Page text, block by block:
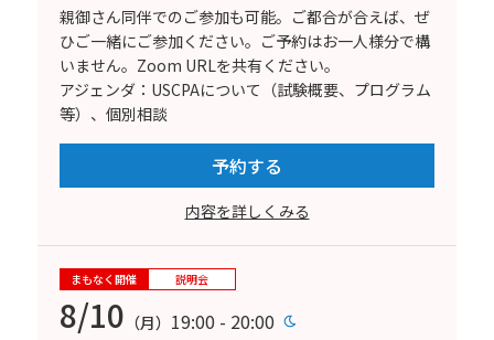
親御さん同伴でのご参加も可能。ご都合が合えば、ぜ
ひご一緒にご参加ください。ご予約はお一人様分で構
いません。Zoom URLを共有ください。
アジェンダ：USCPAについて（試験概要、プログラム
等）、個別相談
予約する
内容を詳しくみる
まもなく開催 説明会
8/10 （月） 19:00 - 20:00